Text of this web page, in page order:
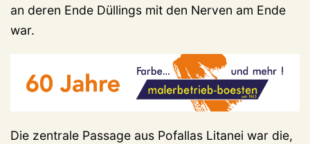
an deren Ende Düllings mit den Nerven am Ende
war.
Die zentrale Passage aus Pofallas Litanei war die,